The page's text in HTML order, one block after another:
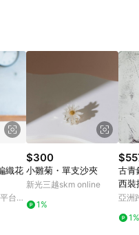
6. APP 請更新至
卡，開館保證金，補
物站上之商品規格、
及購物車不符，以
10. 點數紅包使用規
購物前往 Pinkoi
，不符合導購資格；承
購物前往 Pinkoi 頁
織花
台
$300
小雛菊・單支沙夾
新光三越skm online
1%
古青
西裝
亞洲
1%